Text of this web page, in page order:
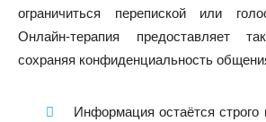
ограничиться перепиской или
Онлайн-терапия предоставляет
сохраняя конфиденциальность
Информация остаётся